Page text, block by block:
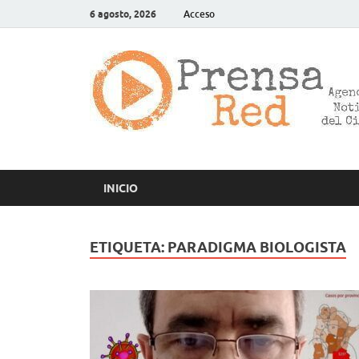
6 agosto, 2026 Acceso
INICIO
ETIQUETA: PARADIGMA BIOLOGISTA